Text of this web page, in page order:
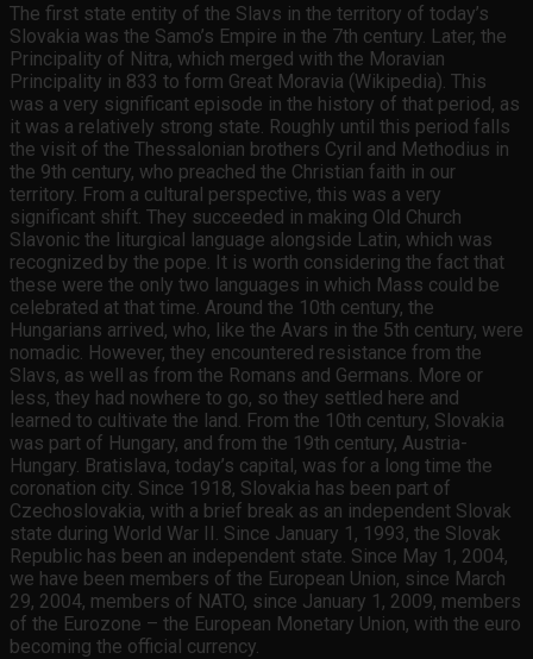
The first state entity of the Slavs in the territory of today’s
Slovakia was the Samo’s Empire in the 7th century. Later, the
Principality of Nitra, which merged with the Moravian
Principality in 833 to form Great Moravia (Wikipedia). This
was a very significant episode in the history of that period, as
it was a relatively strong state. Roughly until this period falls
the visit of the Thessalonian brothers Cyril and Methodius in
the 9th century, who preached the Christian faith in our
territory. From a cultural perspective, this was a very
significant shift. They succeeded in making Old Church
Slavonic the liturgical language alongside Latin, which was
recognized by the pope. It is worth considering the fact that
these were the only two languages in which Mass could be
celebrated at that time. Around the 10th century, the
Hungarians arrived, who, like the Avars in the 5th century, were
nomadic. However, they encountered resistance from the
Slavs, as well as from the Romans and Germans. More or
less, they had nowhere to go, so they settled here and
learned to cultivate the land. From the 10th century, Slovakia
was part of Hungary, and from the 19th century, Austria-
Hungary. Bratislava, today’s capital, was for a long time the
coronation city. Since 1918, Slovakia has been part of
Czechoslovakia, with a brief break as an independent Slovak
state during World War II. Since January 1, 1993, the Slovak
Republic has been an independent state. Since May 1, 2004,
we have been members of the European Union, since March
29, 2004, members of NATO, since January 1, 2009, members
of the Eurozone – the European Monetary Union, with the euro
becoming the official currency.